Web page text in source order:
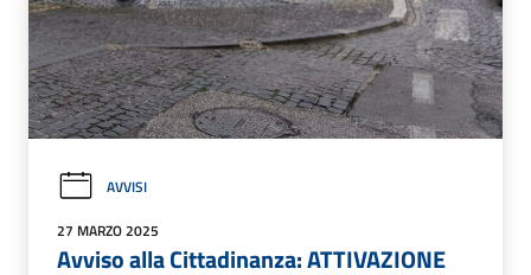
AVVISI
27 MARZO 2025
Avviso alla Cittadinanza: ATTIVAZIONE